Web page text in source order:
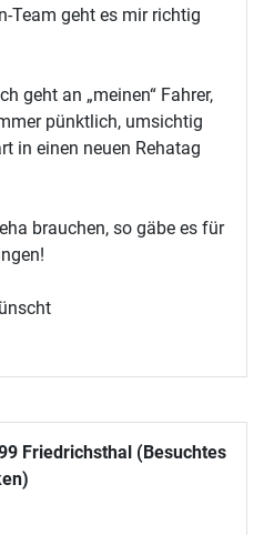
Team geht es mir richtig
geht an „meinen“ Fahrer,
pünktlich, umsichtig
in einen neuen Rehatag
brauchen, so gäbe es für
Friedrichsthal (Besuchtes